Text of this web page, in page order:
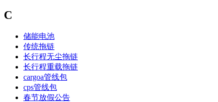
C
储能电池
传统拖链
长行程无尘拖链
长行程重载拖链
cargoa管线包
cps管线包
春节放假公告